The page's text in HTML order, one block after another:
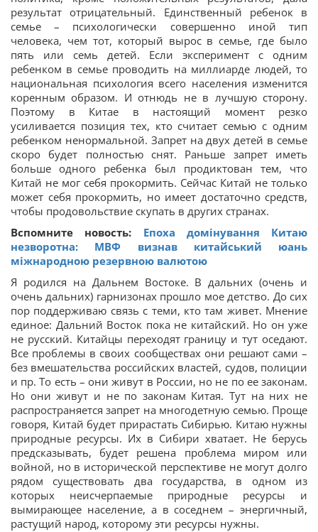
результат отрицательный. Единственный ребенок в
семье – психологически совершенно иной тип
человека, чем тот, который вырос в семье, где было
пять или семь детей. Если эксперимент с одним
ребенком в семье проводить на миллиарде людей, то
национальная психология всего населения изменится
коренным образом. И отнюдь не в лучшую сторону.
Поэтому в Китае в настоящий момент резко
усиливается позиция тех, кто считает семью с одним
ребенком ненормальной. Запрет на двух детей в семье
скоро будет полностью снят. Раньше запрет иметь
больше одного ребенка был продиктован тем, что
Китай не мог себя прокормить. Сейчас Китай не только
может себя прокормить, но имеет достаточно средств,
чтобы продовольствие скупать в других странах.
Вспомните новость: Епоха домінування Китаю
незворотна: МВФ визнав китайський юань
міжнародною резервною валютою
Я родился на Дальнем Востоке. В дальних (очень и
очень дальних) гарнизонах прошло мое детство. До сих
пор поддерживаю связь с теми, кто там живет. Мнение
единое: Дальний Восток пока не китайский. Но он уже
не русский. Китайцы переходят границу и тут оседают.
Все проблемы в своих сообществах они решают сами –
без вмешательства российских властей, судов, полиции
и пр. То есть – они живут в России, но не по ее законам.
Но они живут и не по законам Китая. Тут на них не
распространяется запрет на многодетную семью. Проще
говоря, Китай будет прирастать Сибирью. Китаю нужны
природные ресурсы. Их в Сибири хватает. Не берусь
предсказывать, будет решена проблема миром или
войной, но в исторической перспективе не могут долго
рядом существовать два государства, в одном из
которых неисчерпаемые природные ресурсы и
вымирающее население, а в соседнем – энергичный,
растущий народ, которому эти ресурсы нужны.